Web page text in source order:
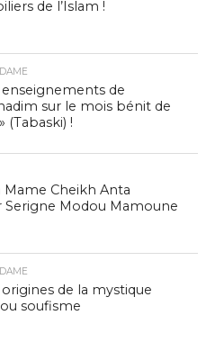
de l’Islam !
enseignements de
sur le mois bénit de
(Tabaski) !
Cheikh Anta
Serigne Modou Mamoune
origines de la mystique
soufisme